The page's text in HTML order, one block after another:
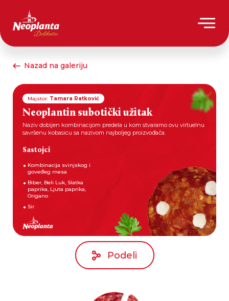
Nazad na galeriju
Majstor: Tamara Ratković
Neoplantin subotički užitak
Naziv dobijen kombinacijom predela u kom stvaramo ovu virtuelnu
savršenu kobasicu sa nazivom najboljeg proizvođača.
Sastojci
Kombinacija svinjskog i
goveđeg mesa
Biber, Beli Luk, Slatka
paprika, Ljuta paprika,
Origano
Sir
Podeli